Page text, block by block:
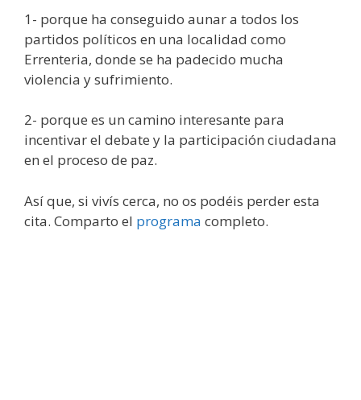
1- porque ha conseguido aunar a todos los
partidos políticos en una localidad como
Errenteria, donde se ha padecido mucha
violencia y sufrimiento.
2- porque es un camino interesante para
incentivar el debate y la participación ciudadana
en el proceso de paz.
Así que, si vivís cerca, no os podéis perder esta
cita. Comparto el programa completo.